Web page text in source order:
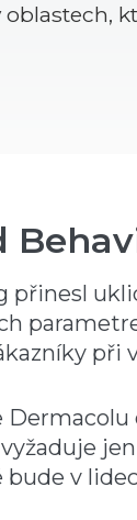
přinesl
při
bude v